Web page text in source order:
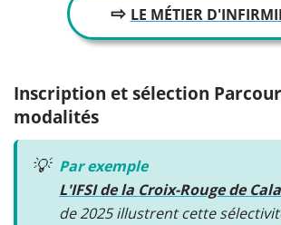
⇨ LE MÉTIER
​Inscription et sélection
modalités
💡 Par exemple
L'IFSI de la Croix-Rouge de
de 2025 illustrent cette